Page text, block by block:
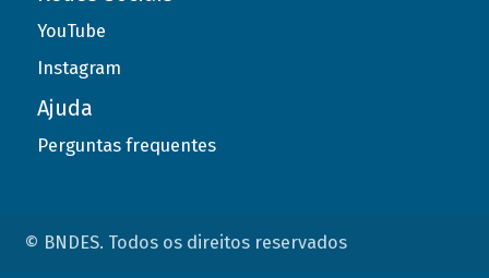
YouTube
Instagram
Ajuda
Perguntas frequentes
© BNDES. Todos os direitos reservados